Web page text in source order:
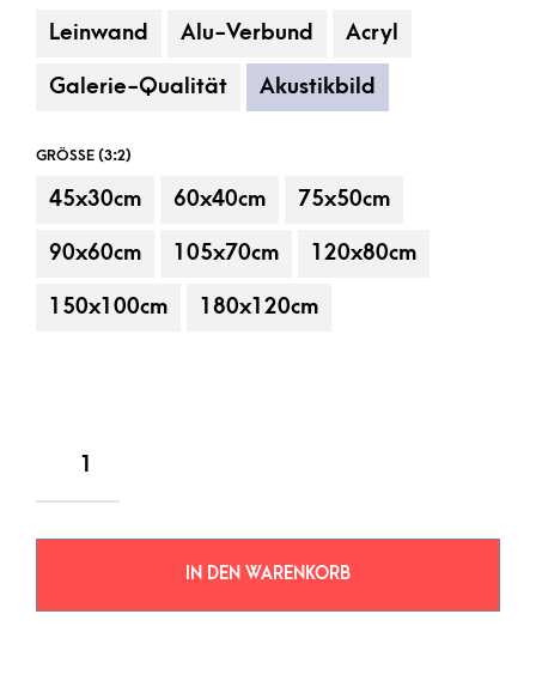
Leinwand Alu-Verbund Acryl
Galerie-Qualität Akustikbild
GRÖSSE (3:2)
45x30cm 60x40cm 75x50cm
90x60cm 105x70cm 120x80cm
150x100cm 180x120cm
IN DEN WARENKORB